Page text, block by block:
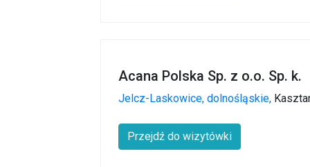
Acana Polska Sp. z o.o. Sp. k.
Jelcz-Laskowice, dolnośląskie,
Przejdź do wizytówki